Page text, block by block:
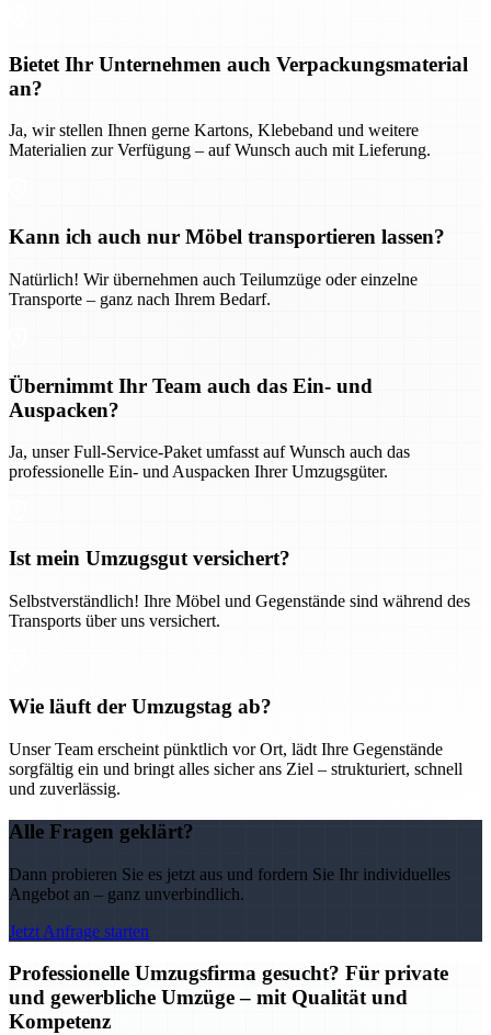
Bietet Ihr Unternehmen auch Verpackungsmaterial
an?
Ja, wir stellen Ihnen gerne Kartons, Klebeband und weitere
Materialien zur Verfügung – auf Wunsch auch mit Lieferung.
Kann ich auch nur Möbel transportieren lassen?
Natürlich! Wir übernehmen auch Teilumzüge oder einzelne
Transporte – ganz nach Ihrem Bedarf.
Übernimmt Ihr Team auch das Ein- und
Auspacken?
Ja, unser Full-Service-Paket umfasst auf Wunsch auch das
professionelle Ein- und Auspacken Ihrer Umzugsgüter.
Ist mein Umzugsgut versichert?
Selbstverständlich! Ihre Möbel und Gegenstände sind während des
Transports über uns versichert.
Wie läuft der Umzugstag ab?
Unser Team erscheint pünktlich vor Ort, lädt Ihre Gegenstände
sorgfältig ein und bringt alles sicher ans Ziel – strukturiert, schnell
und zuverlässig.
Alle Fragen geklärt?
Dann probieren Sie es jetzt aus und fordern Sie Ihr individuelles
Angebot an – ganz unverbindlich.
Jetzt Anfrage starten
Professionelle Umzugsfirma gesucht? Für private
und gewerbliche Umzüge – mit Qualität und
Kompetenz